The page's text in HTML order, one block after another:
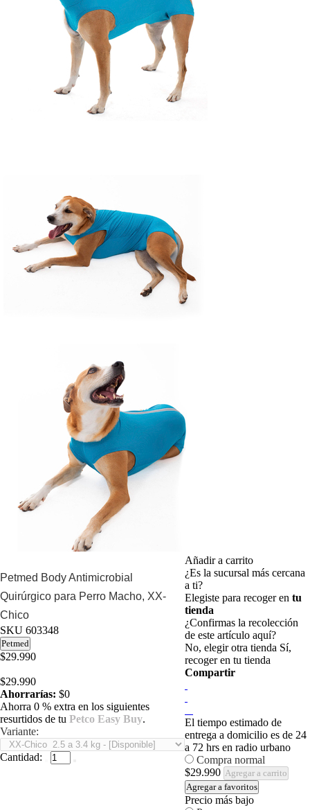
Petmed Body Antimicrobial
Quirúrgico para Perro Macho, XX-
Chico
SKU 603348
Petmed
$29.990
$29.990
Ahorrarías: $0
Ahorra 0 % extra en los siguientes
resurtidos de tu Petco Easy Buy.
Variante:
Cantidad:
Añadir a carrito
¿Es la sucursal más cercana
a ti?
Elegiste para recoger en tu
tienda
¿Confirmas la recolección
de este artículo aquí?
No, elegir otra tienda Sí,
recoger en tu tienda
Compartir
El tiempo estimado de
entrega a domicilio es de 24
a 72 hrs en radio urbano
Compra normal
$29.990 Agregar a carrito
Agregar a favoritos
Precio más bajo